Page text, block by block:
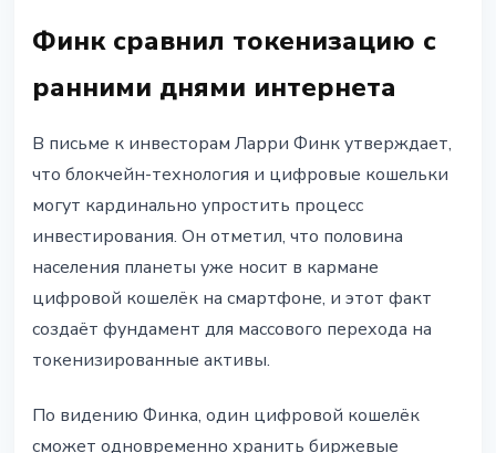
Финк сравнил токенизацию с
ранними днями интернета
В письме к инвесторам Ларри Финк утверждает,
что блокчейн-технология и цифровые кошельки
могут кардинально упростить процесс
инвестирования. Он отметил, что половина
населения планеты уже носит в кармане
цифровой кошелёк на смартфоне, и этот факт
создаёт фундамент для массового перехода на
токенизированные активы.
По видению Финка, один цифровой кошелёк
сможет одновременно хранить биржевые